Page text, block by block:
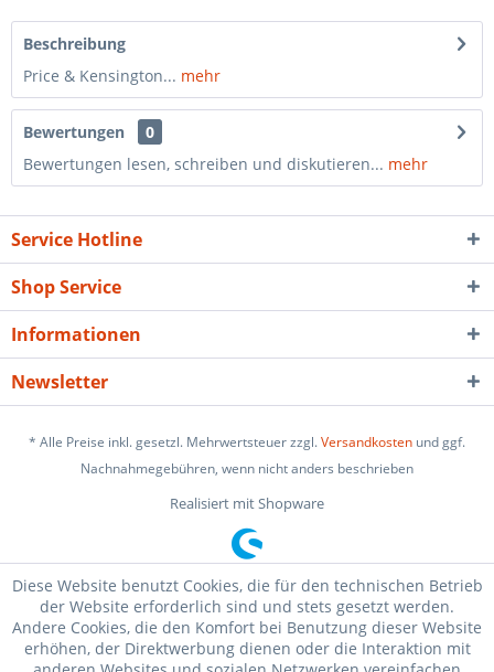
Beschreibung
Price & Kensington... mehr
Bewertungen
0
Bewertungen lesen, schreiben und diskutieren... mehr
Service Hotline
Shop Service
Informationen
Newsletter
* Alle Preise inkl. gesetzl. Mehrwertsteuer zzgl.Versandkosten und ggf.
Nachnahmegebühren, wenn nicht anders beschrieben
Realisiert mit Shopware
Diese Website benutzt Cookies, die für den technischen Betrieb
der Website erforderlich sind und stets gesetzt werden.
Andere Cookies, die den Komfort bei Benutzung dieser Website
erhöhen, der Direktwerbung dienen oder die Interaktion mit